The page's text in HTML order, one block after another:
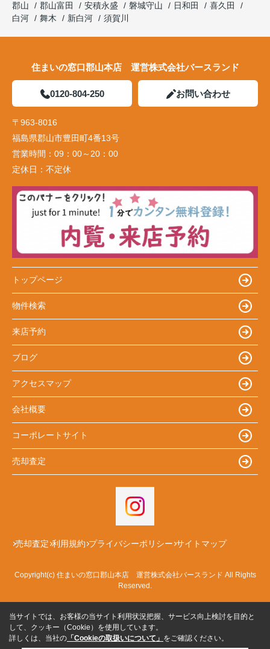
郡山
郡山富田 安積永盛 磐城守山 日和田
喜久田
白河
舞木 新白河 須賀川
住まいの窓口郡山本店 運営株式会社バースランド
0120-804-250 お問い合わせ
〒963-8016
福島県郡山市豊田町4番13号
営業時間： 09：00～20：00
定休日： 不定休
トップページ
物件検索
来店予約
ブログ
アクセスマップ
会社概要
コーポレートサイト
売却査定
売却査定 利用規約 プライバシーポリシー サイトマップ
Copyright(c) 住まいの窓口郡山本店 運営株式会社バースランド All Rights
Reserved.
当サイトでは、お客様の当サイト利用状況把握、サービス向上検討を目的と
して、クッキー（Cookie）を使用しています。
詳しくは、当社の 「Cookieの取扱いについて」 をご確認ください。